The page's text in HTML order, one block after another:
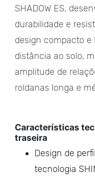
SHADOW ES,
durabilidade e
design compacto
distância ao solo,
amplitude de
roldanas longa e
Características
traseira
Design de
tecnologia